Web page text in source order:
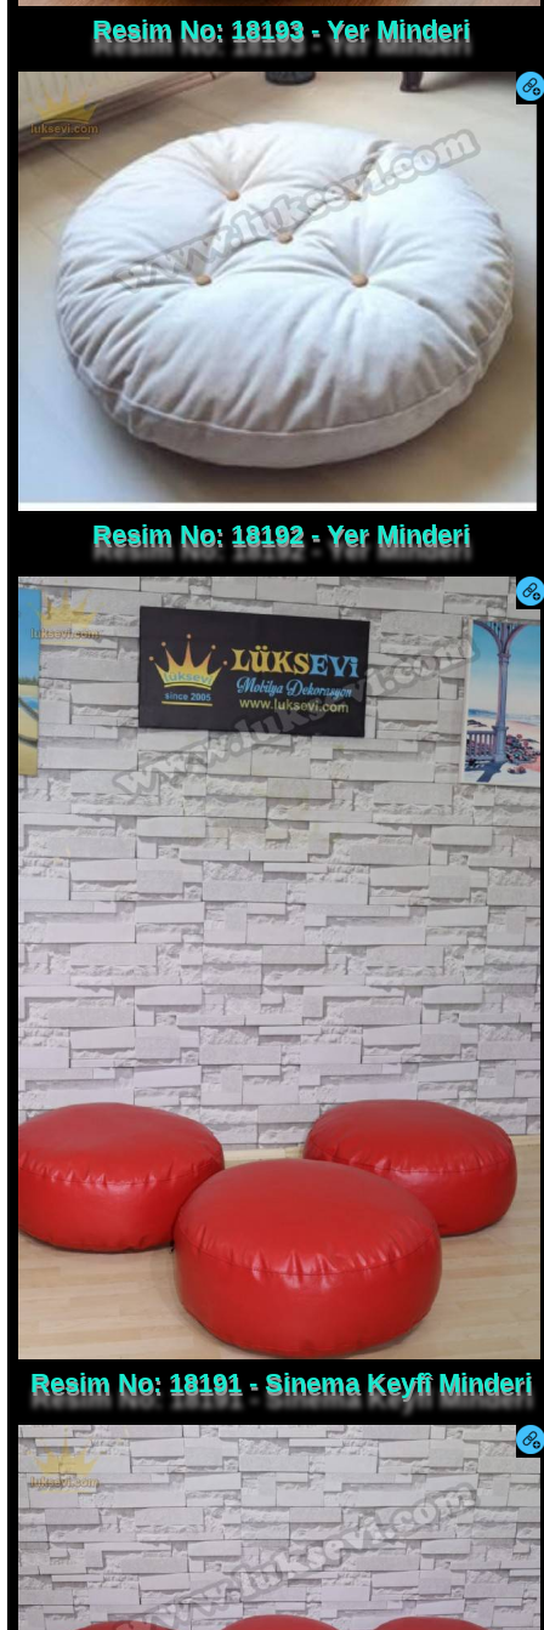
Resim No: 18193 - Yer Minderi
Resim No: 18192 - Yer Minderi
Resim No: 18191 - Sinema Keyfî Minderi